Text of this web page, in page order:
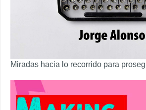
Miradas hacia lo recorrido para